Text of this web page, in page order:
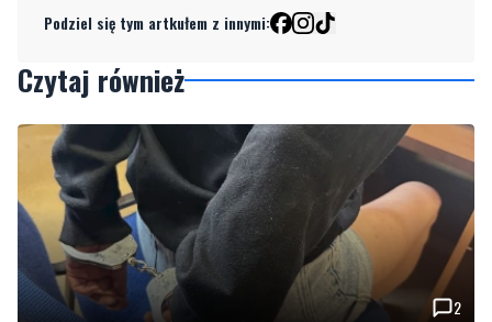
Podziel się tym artkułem z innymi:
Czytaj również
2